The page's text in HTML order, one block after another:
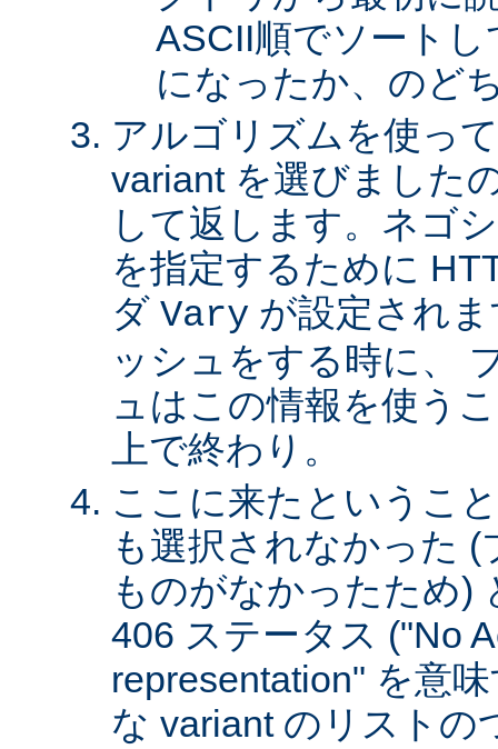
ASCII順でソート
になったか、のど
アルゴリズムを使っ
variant を選びました
して返します。ネゴ
を指定するために
ダ Vary が設定され
ッシュをする時に、
ュはこの情報を使う
上で終わり。
ここに来たというこ
も選択されなかった
ものがなかったため)
406 ステータス ("No
representation" を意
な variant のリストの